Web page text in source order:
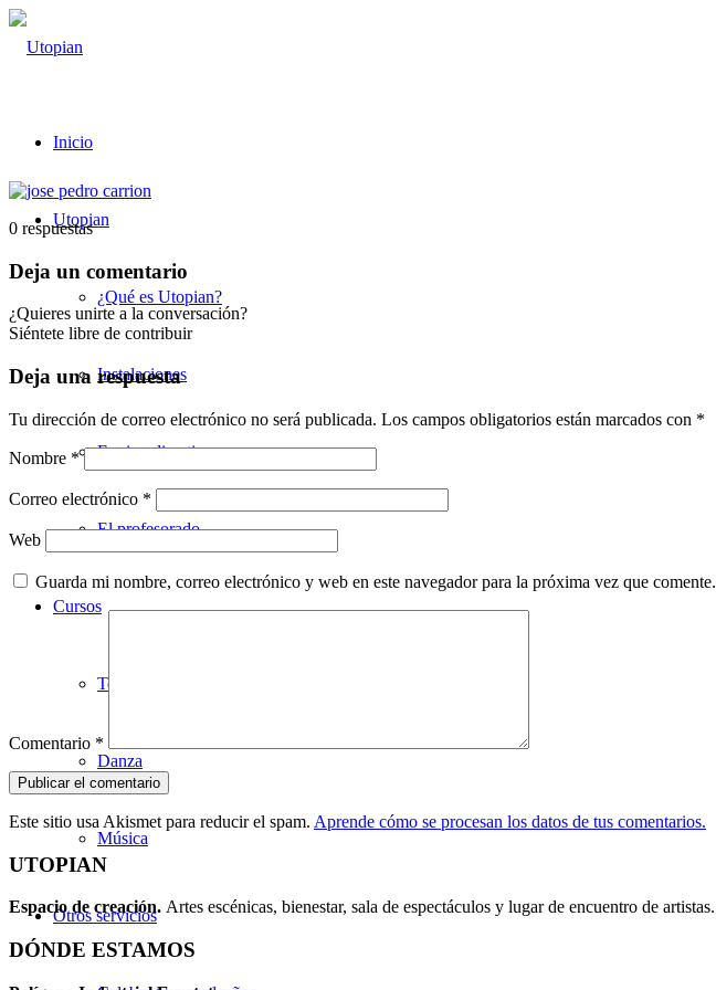
Inicio
Utopian
¿Qué es Utopian?
Instalaciones
Equipo directivo
El profesorado
Cursos
Teatro
Danza
Música
Otros servicios
0 respuestas
Deja un comentario
¿Quieres unirte a la conversación?
Siéntete libre de contribuir
Deja una respuesta
Tu dirección de correo electrónico no será publicada. Los campos obligatorios están marcados con *
Nombre *
Correo electrónico *
Web
Guarda mi nombre, correo electrónico y web en este navegador para la próxima vez que comente.
Comentario *
Este sitio usa Akismet para reducir el spam. Aprende cómo se procesan los datos de tus comentarios.
UTOPIAN
Espacio de creación. Artes escénicas, bienestar, sala de espectáculos y lugar de encuentro de artistas.
DÓNDE ESTAMOS